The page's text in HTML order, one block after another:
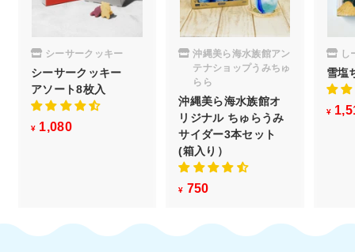
シーサークッキー
シーサークッキー
アソート8枚入
¥ 1,080
0
沖縄美ら海水族館アン
テナショップうみちゅ
らら
沖縄美ら海水族館オ
リジナル ちゅらうみ
サイダー3本セット
(箱入り）
¥ 750
5
し
雪塩
¥